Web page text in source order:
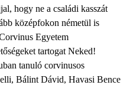
hogy ne a családi kasszát
középfokon németül is
Egyetem
tartogat Neked!
tanuló corvinusos
Bálint Dávid, Havasi Bence